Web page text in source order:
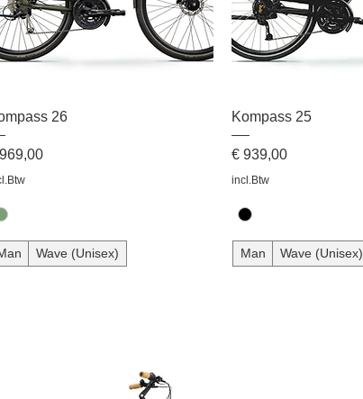
26
Wave (Unisex)
Kompass 25
Prijs
€ 939,00
incl.Btw
Man Wave (Unisex)